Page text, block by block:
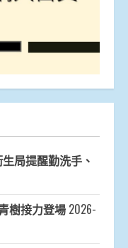
局提醒勤洗手、
樹接力登場 2026-